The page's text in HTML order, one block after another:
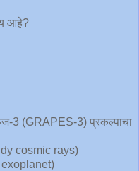
आहे?
3 (GRAPES-3) प्रकल्पाचा
cosmic rays)
exoplanet)